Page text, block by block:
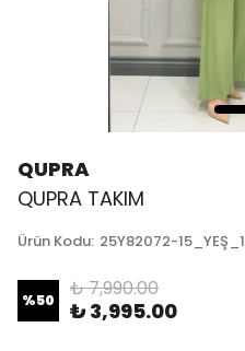
QUPRA
QUPRA TAKIM
Ürün Kodu: 25Y82072-15_YEŞ_1
%50 ₺ 7,990.00
₺ 3,995.00